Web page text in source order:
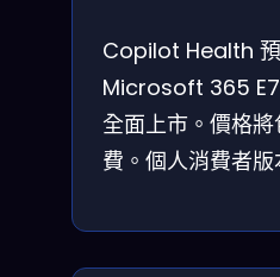
Copilot Health
Microsoft 365
全面上市。價格
費。個人消費者